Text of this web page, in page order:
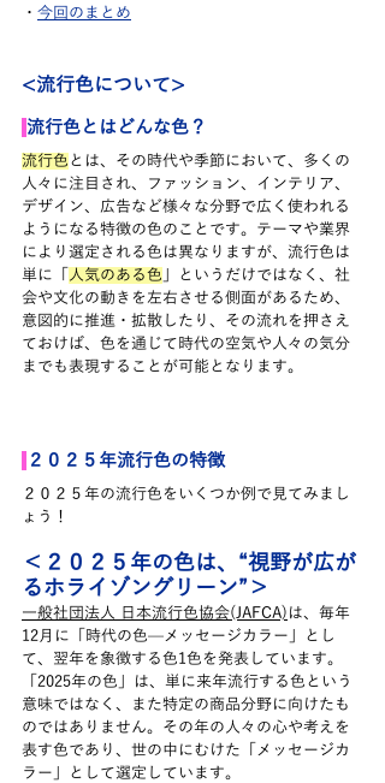
・ 今回のまとめ
<流行色について>
流行色とはどんな色？
流行色 とは、その時代や季節において、多くの
人々に注目され、ファッション、インテリア、
デザイン、広告など様々な分野で広く使われる
ようになる特徴の色のことです。テーマや業界
により選定される色は異なりますが、流行色は
単に「 人気のある色 」というだけではなく、社
会や文化の動きを左右させる側面があるため、
意図的に推進・拡散したり、その流れを押さえ
ておけば、色を通じて時代の空気や人々の気分
までも表現することが可能となります。
２０２５年流行色の特徴
２０２５年の流行色をいくつか例で見てみまし
ょう！
＜２０２５年の色は、“視野が広が
るホライゾングリーン”＞
一般社団法人 日本流行色協会(JAFCA) は、毎年
12月に「時代の色—メッセージカラー」とし
て、翌年を象徴する色1色を発表しています。
「2025年の色」は、単に来年流行する色という
意味ではなく、また特定の商品分野に向けたも
のではありません。その年の人々の心や考えを
表す色であり、世の中にむけた「メッセージカ
ラー」として選定しています。